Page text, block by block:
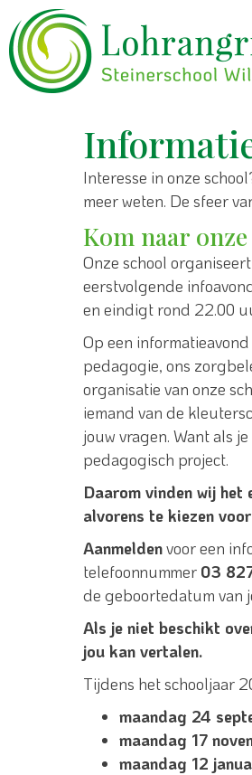
Interesse in onze
meer weten. De sfeer
Kom naar
Onze school organiseert
eerstvolgende
en eindigt rond 22.00
Op een
pedagogie, ons
organisatie van onze
iemand van de
jouw vragen. Want als
pedagogisch project.
Daarom vinden wij
alvorens te kiezen
Aanmeldenvoor een
telefoonnummer 03
de geboortedatum van
Als je niet beschikt
jou kan vertalen.
Tijdens het schooljaar
maandag 24
maandag 17
maandag 12